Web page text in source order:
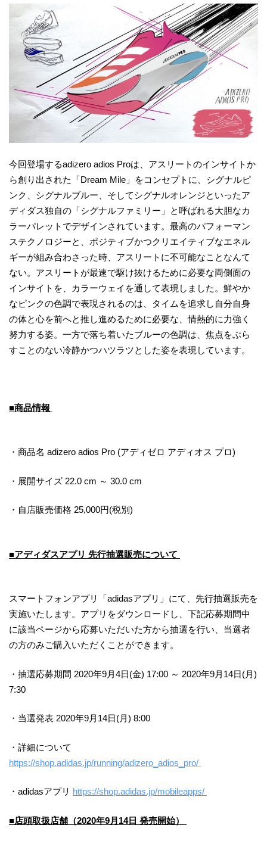
今回登場するadizero adios Proは、アスリートのインサイトか
ら創り出された「Dream Mile」をコンセプトに、シグナルピ
ンク、シグナルブルー、そしてシグナルオレンジといったア
ディダス独自の「シグナルファミリー」と呼ばれる大胆なカ
ラーパレットでデザインされています。最高のパフォーマン
ステクノロジーと、ポジティブかつクリエイティブなエネル
ギーが組み合わさった時、アスリートに不可能なことなんて
ない。アスリートが最速で駆け抜けるために必要な両側面の
インサイトを、カラーウェイを通して表現しました。鮮やか
なピンクの色調で表現されるのは、タイムを追求し自分自身
の体と心を前へと推し進めるために必要な、情熱的に力強く
努力する姿。一方で落ち着いたブルーの色調は、焦点をぶら
すことのない冷静かつハツラツとした姿を表現しています。
■商品情報
・商品名 adizero adios Pro (アディゼロ アディオス プロ)
・展開サイズ 22.0 cm ～ 30.0 cm
・自店販売価格 25,000円(税別)
■アディダスアプリ 先行抽選販売について
スマートフォンアプリ「adidasアプリ」にて、先行抽選販売を
実施いたします。アプリをダウンロードし、下記応募期間中
に該当ページから応募いただいた方から抽選を行い、当選者
の方のみご購入いただくことができます。
・抽選応募期間 2020年9月4日(金) 17:00 ～ 2020年9月14日(月)
7:30
・当選発表 2020年9月14日(月) 8:00
・詳細について
https://shop.adidas.jp/running/adizero_adios_pro/
・adidasアプリ https://shop.adidas.jp/mobileapps/
■店頭取扱店舗（2020年9月14日 発売開始）